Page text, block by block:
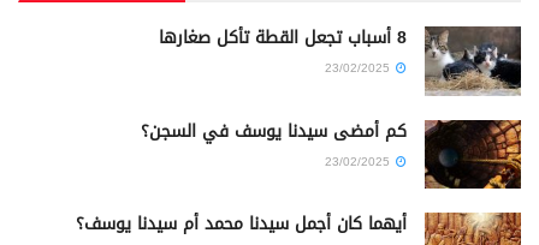
8 أسباب تجعل القطة تأكل صغارها
كم أمضى سيدنا يوسف في السجن؟
أيهما كان أجمل سيدنا محمد أم سيدنا يوسف؟